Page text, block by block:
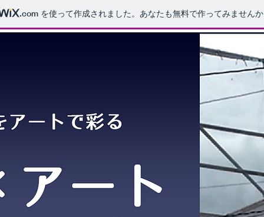
.com を使って作成されました。あなたも無料で作ってみません